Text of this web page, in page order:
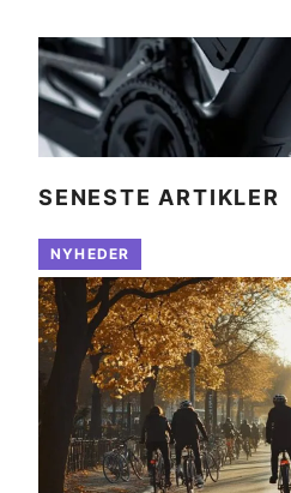
SENESTE ARTIKLER
NYHEDER